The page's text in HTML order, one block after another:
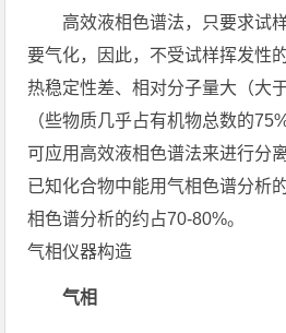
高效液相色谱法，只要求试
要气化，因此，不受试样挥发性
热稳定性差、相对分子量大（大
（些物质几乎占有机物总数的
可应用高效液相色谱法来进行分
已知化合物中能用气相色谱分析
相色谱分析的约占70-80%。
气相仪器构造
气相